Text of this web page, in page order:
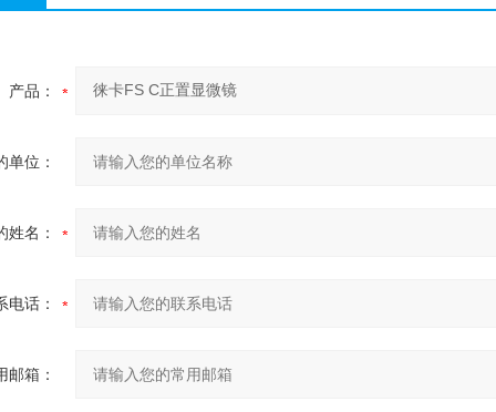
产品：
单位：
姓名：
电话：
邮箱：